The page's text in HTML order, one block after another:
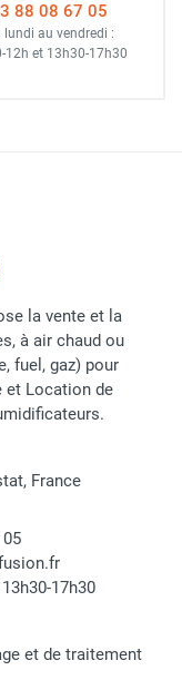
88 08 67 05
lundi au vendredi :
12h et 13h30-17h30
la vente et la
à air chaud ou
fuel, gaz) pour
et Location de
France
17h30
et de traitement